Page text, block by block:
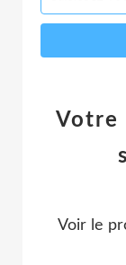
Votre
Voir le